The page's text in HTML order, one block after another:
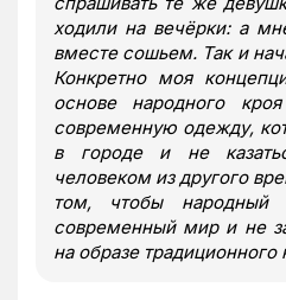
ходили на вечёрки: а
вместе сошьем. Так и
Конкретно моя
основе народного
современную одежду,
в городе и не
человеком из другого
том, чтобы народный
современный мир и не
на образе